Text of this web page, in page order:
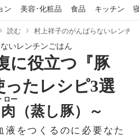
ン 美容･化粧品 食品 キッチン
読む 村上祥子のがんばらないレンチ
に役立つ『豚
った レシピ3選
ロー
（蒸し豚）～
液をつくるのに必要なた